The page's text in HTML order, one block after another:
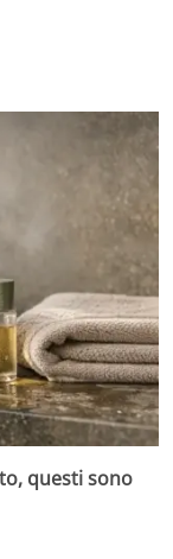
questi sono